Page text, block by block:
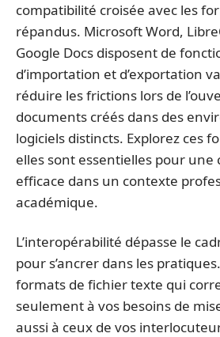
compatibilité croisée avec les
répandus. Microsoft Word,
Google Docs disposent de
d’importation et d’exportation
réduire les frictions lors de
documents créés dans des
logiciels distincts. Explorez ces
elles sont essentielles pour une
efficace dans un contexte
académique.
L’interopérabilité dépasse le
pour s’ancrer dans les
formats de fichier texte qui
seulement à vos besoins de
aussi à ceux de vos